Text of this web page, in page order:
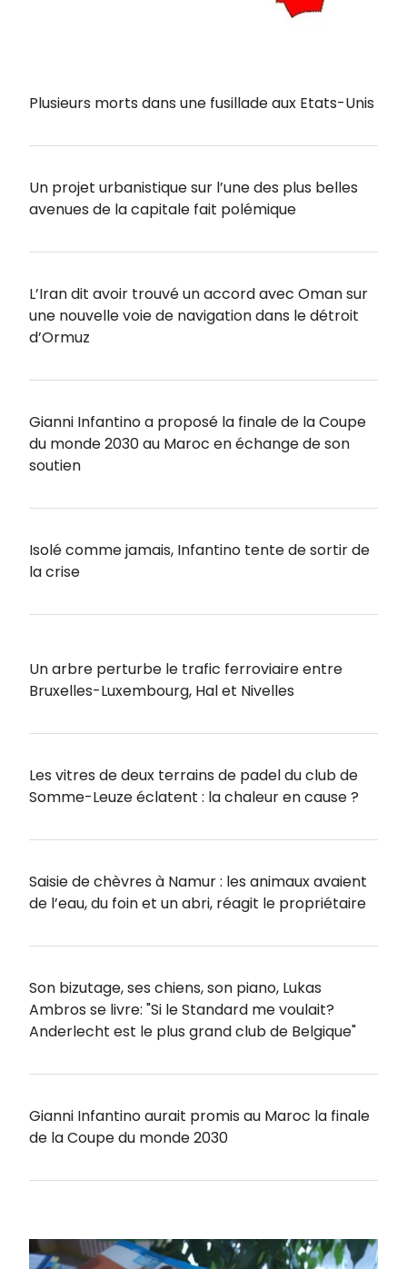
Plusieurs morts dans une fusillade aux Etats-Unis
Un projet urbanistique sur l’une des plus belles
avenues de la capitale fait polémique
L’Iran dit avoir trouvé un accord avec Oman sur
une nouvelle voie de navigation dans le détroit
d’Ormuz
Gianni Infantino a proposé la finale de la Coupe
du monde 2030 au Maroc en échange de son
soutien
Isolé comme jamais, Infantino tente de sortir de
la crise
Un arbre perturbe le trafic ferroviaire entre
Bruxelles-Luxembourg, Hal et Nivelles
Les vitres de deux terrains de padel du club de
Somme-Leuze éclatent : la chaleur en cause ?
Saisie de chèvres à Namur : les animaux avaient
de l’eau, du foin et un abri, réagit le propriétaire
Son bizutage, ses chiens, son piano, Lukas
Ambros se livre: "Si le Standard me voulait?
Anderlecht est le plus grand club de Belgique"
Gianni Infantino aurait promis au Maroc la finale
de la Coupe du monde 2030